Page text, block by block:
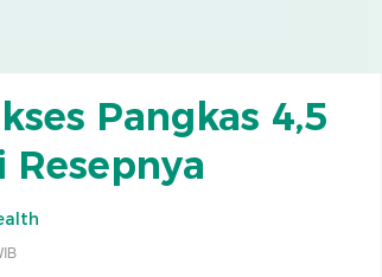
Pangkas 4,5
Resepnya